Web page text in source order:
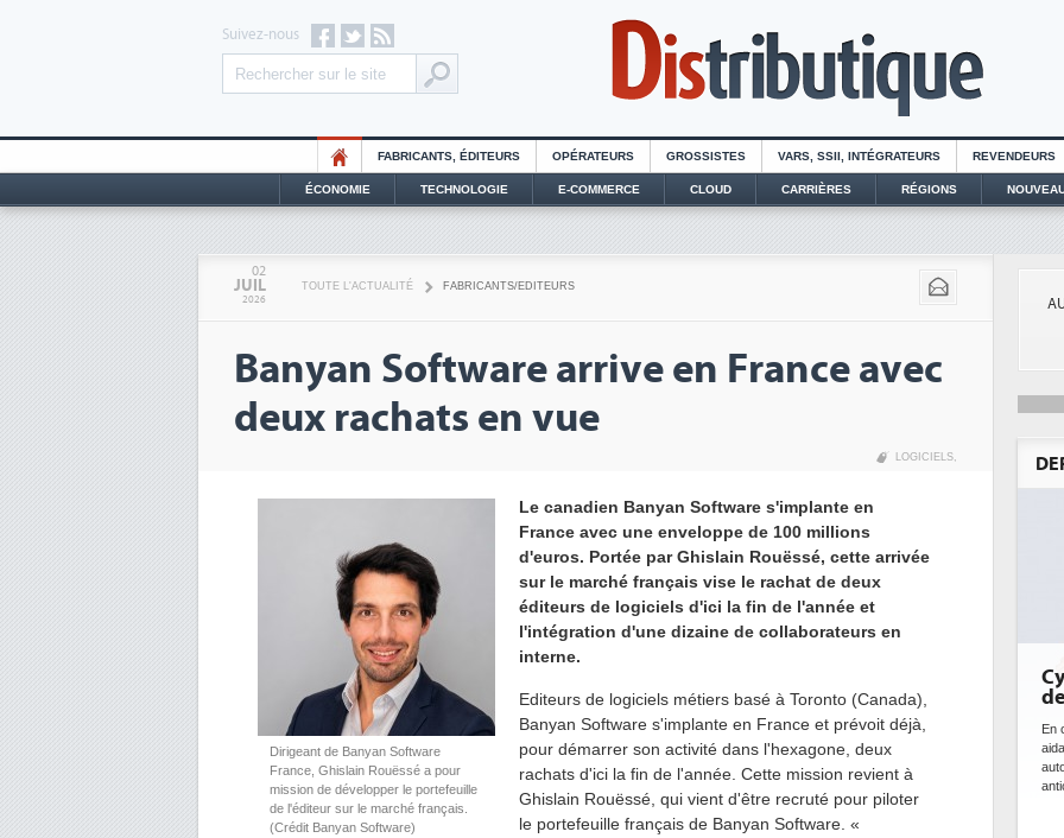
Suivez-nous
FABRICANTS, ÉDITEURS OPÉRATEURS GROSSISTES VARS, SSII, INTÉGRATEURS REVENDEURS
ÉCONOMIE TECHNOLOGIE E-COMMERCE CLOUD CARRIÈRES RÉGIONS
02
JUIL
2026
TOUTE L'ACTUALITÉ FABRICANTS/EDITEURS
Banyan Software arrive en France avec
deux rachats en vue
LOGICIELS,
Dirigeant de Banyan Software
France, Ghislain Rouëssé a pour
mission de développer le portefeuille
de l'éditeur sur le marché français.
(Crédit Banyan Software)
Le canadien Banyan Software s'implante en
France avec une enveloppe de 100 millions
d'euros. Portée par Ghislain Rouëssé, cette arrivée
sur le marché français vise le rachat de deux
éditeurs de logiciels d'ici la fin de l'année et
l'intégration d'une dizaine de collaborateurs en
interne.
Editeurs de logiciels métiers basé à Toronto (Canada),
Banyan Software s'implante en France et prévoit déjà,
pour démarrer son activité dans l'hexagone, deux
rachats d'ici la fin de l'année. Cette mission revient à
Ghislain Rouëssé, qui vient d'être recruté pour piloter
le portefeuille français de Banyan Software. «
Cybersécurité, le double
de l'IA
En cybersécurité, l'IA joue un double rôle : le
aidant à détecter et à prévenir les menaces, à
automatiser les processus de sécurité, à